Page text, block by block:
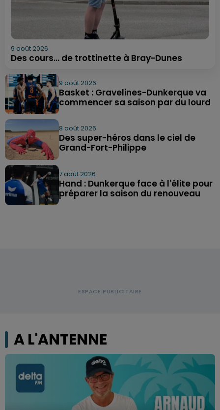
9 août 2026
Des cours... de trottinette à Bray-Dunes
9 août 2026
Basket : Gravelines-Dunkerque va
commencer sa saison par du lourd
8 août 2026
Des super-héros dans le ciel de
Grand-Fort-Philippe
7 août 2026
Hand : Dunkerque face à l'élite pour
préparer la saison du renouveau
A L'ANTENNE